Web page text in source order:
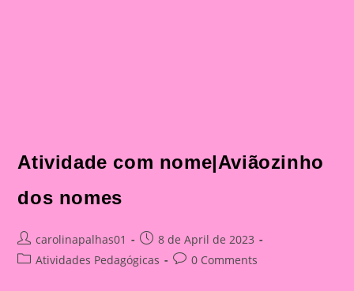
Atividade com nome|Aviãozinho
dos nomes
Post
author:
carolinapalhas01
Post
published:
8 de April de 2023
PostAtividades Pedagógicas
Post0 Comments